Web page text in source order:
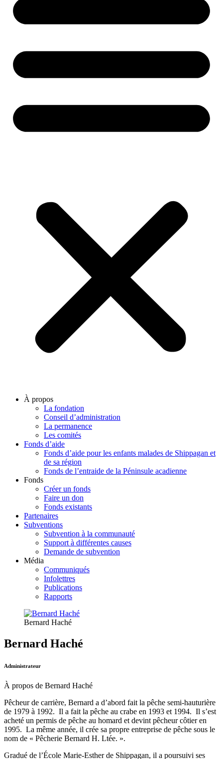
À propos
La fondation
Conseil d’administration
La permanence
Les comités
Fonds d’aide
Fonds d’aide pour les enfants malades de Shippagan et
de sa région
Fonds de l’entraide de la Péninsule acadienne
Fonds
Créer un fonds
Faire un don
Fonds existants
Partenaires
Subventions
Subvention à la communauté
Support à différentes causes
Demande de subvention
Média
Communiqués
Infolettres
Publications
Rapports
Bernard Haché
Bernard Haché
Administrateur
À propos de Bernard Haché
Pêcheur de carrière, Bernard a d’abord fait la pêche semi-hauturière
de 1979 à 1992. Il a fait la pêche au crabe en 1993 et 1994. Il s’est
acheté un permis de pêche au homard et devint pêcheur côtier en
1995. La même année, il crée sa propre entreprise de pêche sous le
nom de « Pêcherie Bernard H. Ltée. ».
Gradué de l’École Marie-Esther de Shippagan, il a poursuivi ses